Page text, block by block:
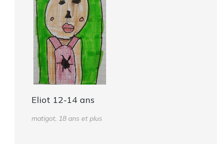
Eliot 12-14 ans
matigot, 18 ans et plus